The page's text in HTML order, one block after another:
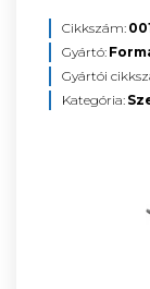
Cikkszám:
Gyártó:
Gyártói
Kategória: